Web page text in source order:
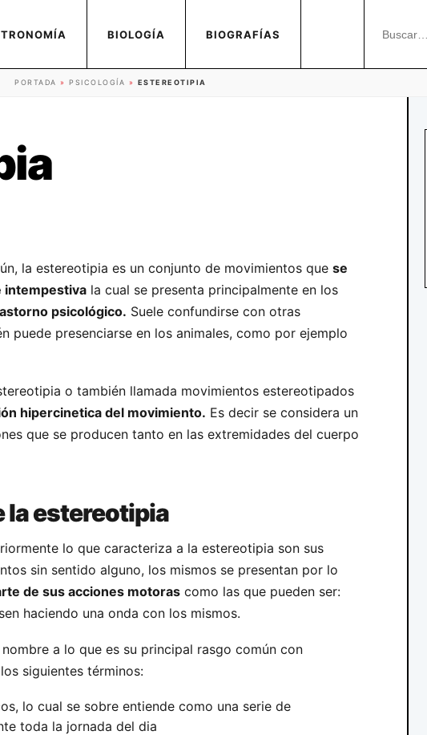
BIOLOGÍA BIOGRAFÍAS
PORTADA »PSICOLOGÍA » ESTEREOTIPIA
la estereotipia es un conjunto de movimientos que se
intempestiva la cual se presenta principalmente en los
psicológico. Suele confundirse con otras
puede presenciarse en los animales, como por ejemplo
o también llamada movimientos estereotipados
hipercinetica del movimiento. Es decir se considera un
que se producen tanto en las extremidades del cuerpo
la estereotipia
lo que caracteriza a la estereotipia son sus
sin sentido alguno, los mismos se presentan por lo
de sus acciones motoras como las que pueden ser:
haciendo una onda con los mismos.
a lo que es su principal rasgo común con
siguientes términos:
lo cual se sobre entiende como una serie de
toda la jornada del dia